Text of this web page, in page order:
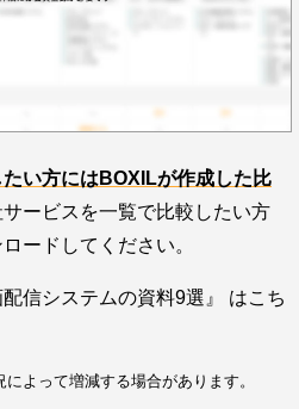
い方にはBOXILが作成した比
ービスを一覧で比較したい方
ードしてください。
信システムの資料9選』 はこち
よって増減する場合があります。